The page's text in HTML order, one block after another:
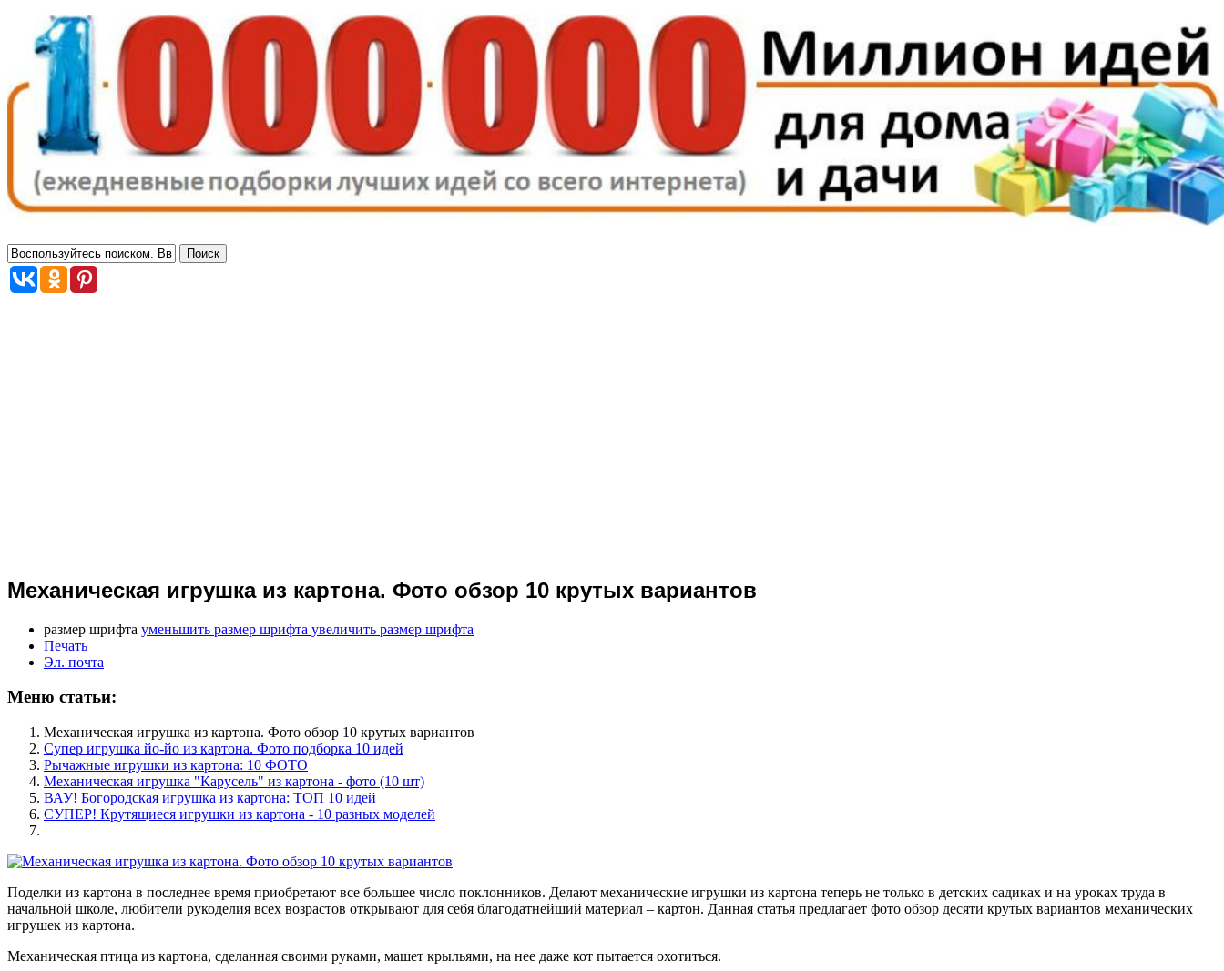
Механическая игрушка из картона. Фото обзор 10 крутых вариантов
размер шрифта уменьшить размер шрифта увеличить размер шрифта
Печать
Эл. почта
Меню статьи:
Механическая игрушка из картона. Фото обзор 10 крутых вариантов
Супер игрушка йо-йо из картона. Фото подборка 10 идей
Рычажные игрушки из картона: 10 ФОТО
Механическая игрушка "Карусель" из картона - фото (10 шт)
ВАУ! Богородская игрушка из картона: ТОП 10 идей
СУПЕР! Крутящиеся игрушки из картона - 10 разных моделей
Поделки из картона в последнее время приобретают все большее число поклонников. Делают механические игрушки из картона теперь не только в детских садиках и на уроках труда в
начальной школе, любители рукоделия всех возрастов открывают для себя благодатнейший материал – картон. Данная статья предлагает фото обзор десяти крутых вариантов механических
игрушек из картона.
Механическая птица из картона, сделанная своими руками, машет крыльями, на нее даже кот пытается охотиться.